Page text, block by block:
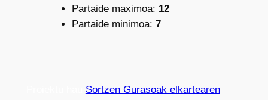
Partaide maximoa: 12
Partaide minimoa: 7
Sortzen Gurasoak elkartearen